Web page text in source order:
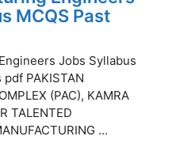
MCQS Past
Jobs Syllabus
PAKISTAN
(PAC), KAMRA
TALENTED
...